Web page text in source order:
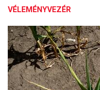
VÉLEMÉNYVEZÉR